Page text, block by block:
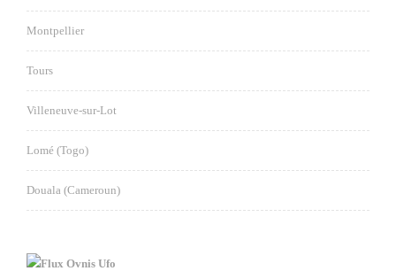
Montpellier
Tours
Villeneuve-sur-Lot
Lomé (Togo)
Douala (Cameroun)
Ovnis Ufo